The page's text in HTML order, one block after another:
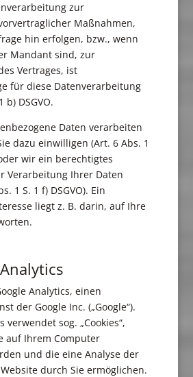
zur
Maßnahmen,
hin erfolgen, bzw., wenn
Mandant sind, zur
Vertrages, ist
für diese Datenverarbeitung
b) DSGVO.
Daten verarbeiten
dazu einwilligen (Art. 6 Abs. 1
wir ein berechtigtes
Verarbeitung Ihrer Daten
1 S. 1 f) DSGVO). Ein
liegt z. B. darin, auf Ihre
Analytics, einen
der Google Inc. („Google“).
verwendet sog. „Cookies“,
auf Ihrem Computer
und die eine Analyse der
durch Sie ermöglichen.